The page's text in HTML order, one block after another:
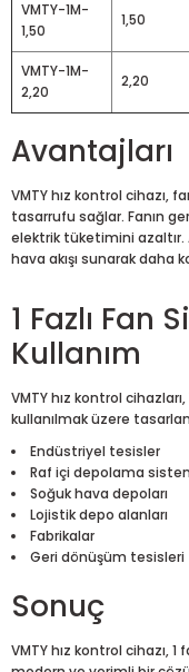
VMTY-1M-
1,50
1,50
VMTY-1M-
2,20
2,20
Avantajları
VMTY hız kontrol cihazı,
tasarrufu sağlar. Fanın
elektrik tüketimini
hava akışı sunarak daha
1 Fazlı Fan
Kullanım
VMTY hız kontrol
kullanılmak üzere
Endüstriyel tesisler
Raf içi depolama
Soğuk hava depoları
Lojistik depo alanları
Fabrikalar
Geri dönüşüm tesisleri
Sonuç
VMTY hız kontrol cihazı,